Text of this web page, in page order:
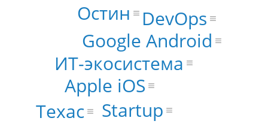
ИТ-экосистема
Google Android
Apple iOS
DevOps
Техас
Остин
Startup